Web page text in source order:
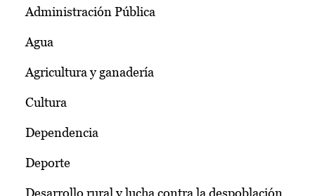
Administración Pública
Agua
Agricultura y ganadería
Cultura
Dependencia
Deporte
Desarrollo rural y lucha contra la despoblación